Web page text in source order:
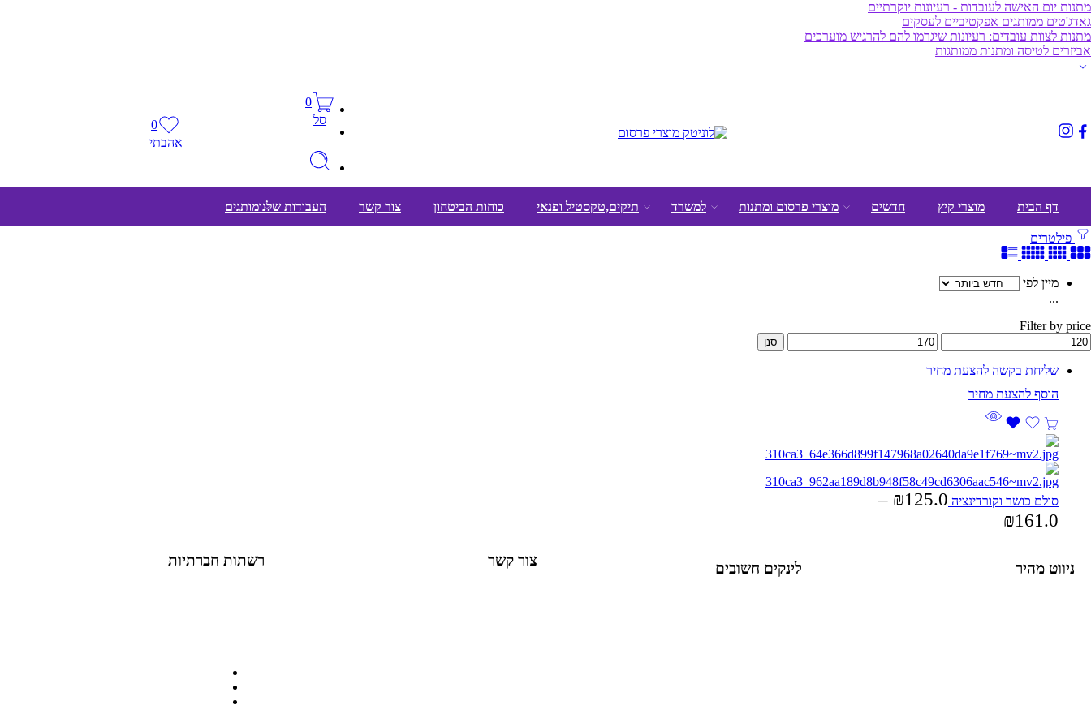
מתנות יום האישה לעובדות - רעיונות יוקרתיים
גאדג'טים ממותגים אפקטיביים לעסקים
מתנות לצוות עובדים: רעיונות שיגרמו להם להרגיש מוערכים
אביזרים לטיסה ומתנות ממותגות
0
סל
0
אהבתי
דף הבית מוצרי קיץ חדשים מוצרי פרסום ומתנות למשרד תיקים,טקסטיל ופנאי כוחות הביטחון צור קשר העבודות שלנומותגים
פילטרים
מיין לפי
...
Filter by price
סנן
שליחת בקשה להצעת מחיר
סולם כושר וקורדינציה ₪125.0
–
₪161.0
ניווט מהיר לינקים חשובים צור קשר רשתות חברתיות